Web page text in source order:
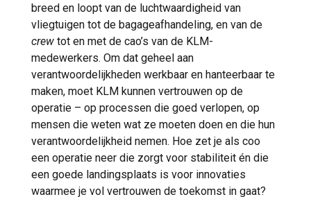
breed en loopt van de luchtwaardigheid van
vliegtuigen tot de bagageafhandeling, en van de
crew tot en met de cao’s van de KLM-
medewerkers. Om dat geheel aan
verantwoordelijkheden werkbaar en hanteerbaar te
maken, moet KLM kunnen vertrouwen op de
operatie – op processen die goed verlopen, op
mensen die weten wat ze moeten doen en die hun
verantwoordelijkheid nemen. Hoe zet je als coo
een operatie neer die zorgt voor stabiliteit én die
een goede landingsplaats is voor innovaties
waarmee je vol vertrouwen de toekomst in gaat?